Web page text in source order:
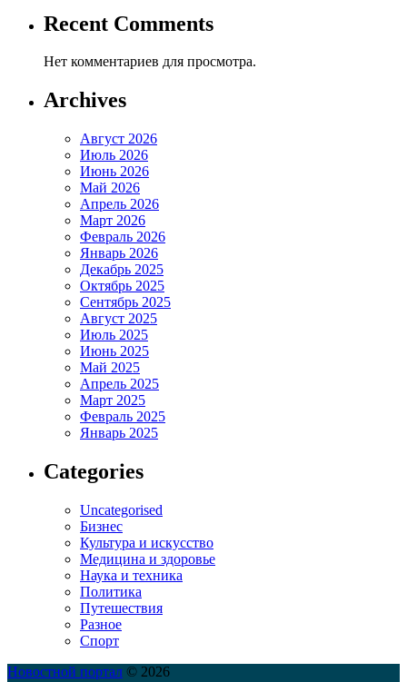
Recent Comments
Нет комментариев для просмотра.
Archives
Август 2026
Июль 2026
Июнь 2026
Май 2026
Апрель 2026
Март 2026
Февраль 2026
Январь 2026
Декабрь 2025
Октябрь 2025
Сентябрь 2025
Август 2025
Июль 2025
Июнь 2025
Май 2025
Апрель 2025
Март 2025
Февраль 2025
Январь 2025
Categories
Uncategorised
Бизнес
Культура и искусство
Медицина и здоровье
Наука и техника
Политика
Путешествия
Разное
Спорт
Новостной портал © 2026